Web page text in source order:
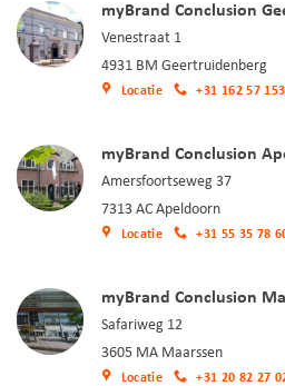
myBrand Conclusion
Venestraat 1
4931 BM Geertruidenberg
Locatie +31 162 57
myBrand Conclusion
Amersfoortseweg 37
7313 AC Apeldoorn
Locatie +31 55 35 78
myBrand Conclusion
Safariweg 12
3605 MA Maarssen
Locatie +31 20 82 27